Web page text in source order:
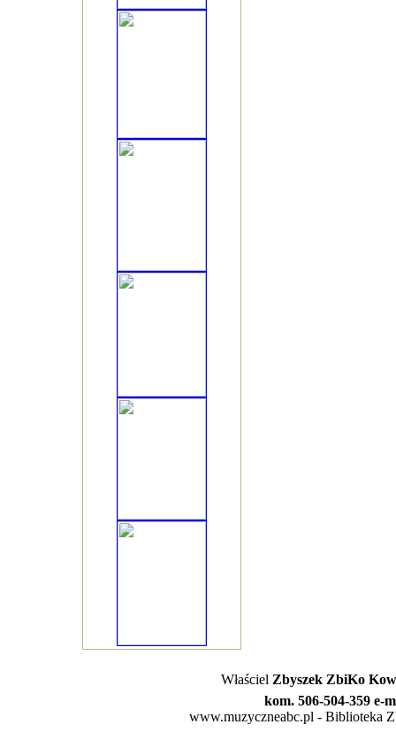
Właściel Zbyszek ZbiKo
kom. 506-504-359 e-
www.muzyczneabc.pl - Biblioteka